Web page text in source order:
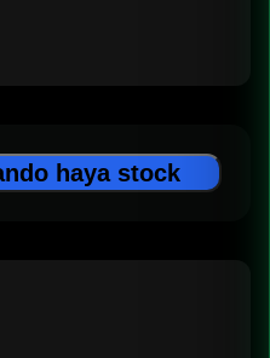
haya stock